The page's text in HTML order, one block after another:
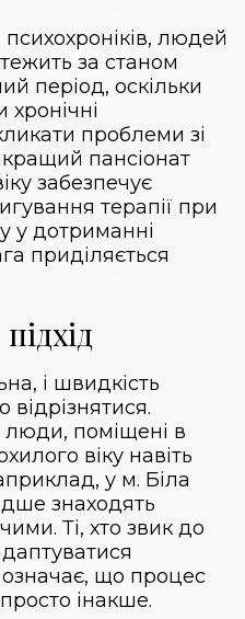
людей
за станом
період, оскільки
проблеми зі
пансіонат
забезпечує
терапії при
у дотриманні
приділяється
і швидкість
люди, поміщені в
віку навіть
у м. Біла
знаходять
Ті, хто звик до
що процес
інакше.